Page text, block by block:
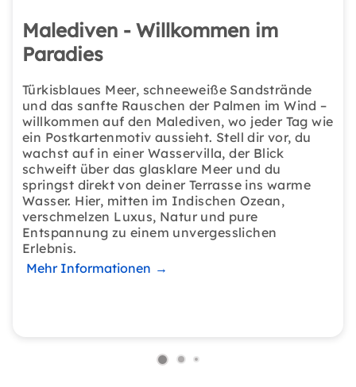
Malediven - Willkommen im
Paradies
Türkisblaues Meer, schneeweiße Sandstrände
und das sanfte Rauschen der Palmen im Wind –
willkommen auf den Malediven, wo jeder Tag wie
ein Postkartenmotiv aussieht. Stell dir vor, du
wachst auf in einer Wasservilla, der Blick
schweift über das glasklare Meer und du
springst direkt von deiner Terrasse ins warme
Wasser. Hier, mitten im Indischen Ozean,
verschmelzen Luxus, Natur und pure
Entspannung zu einem unvergesslichen
Erlebnis.
Mehr Informationen →